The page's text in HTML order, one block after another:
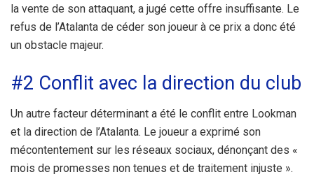
la vente de son attaquant, a jugé cette offre insuffisante. Le
refus de l’Atalanta de céder son joueur à ce prix a donc été
un obstacle majeur.
#2 Conflit avec la direction du club
Un autre facteur déterminant a été le conflit entre Lookman
et la direction de l’Atalanta. Le joueur a exprimé son
mécontentement sur les réseaux sociaux, dénonçant des «
mois de promesses non tenues et de traitement injuste ».